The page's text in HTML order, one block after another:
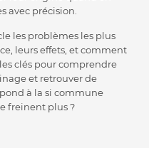
avec précision.
les problèmes les plus
leurs effets, et comment
clés pour comprendre
et retrouver de
à la si commune
freinent plus ?